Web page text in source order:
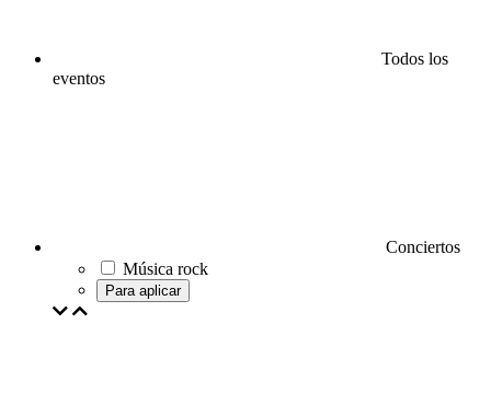
Todos los
eventos
Conciertos
Música rock
Para aplicar